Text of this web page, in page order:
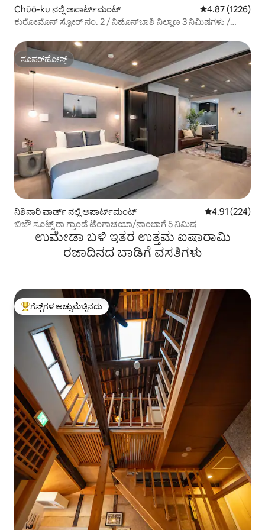
Chūō-ku ನಲ್ಲಿ ಅಪಾರ್ಟ್‌ಮಂಟ್ 5 ರಲ್ಲಿ 4.87
4.87 (1226)
ಕುರೋಮೊನ್ ಸ್ಟೋರ್ ನಂ. 2 / ನಿಹೊನ್‌ಬಾಶಿ ನಿಲ್ದಾಣ 3 ನಿಮಿಷಗಳು /
ತ್ಸುಟೆಂಗಾ / USJ / KIX ನೇರ ಸಂಪರ್ಕ , ಎರಡು ದೊಡ್ಡ ಹಾಸಿಗೆಗಳು...
ಸೂಪರ್‌ಹೋಸ್ಟ್
ಸೂಪರ್‌ಹೋಸ್ಟ್
ನಿಶಿನಾರಿ ವಾರ್ಡ್ ನಲ್ಲಿ ಅಪಾರ್ಟ್‌ಮಂಟ್ 5 ರಲ್ಲಿ 4.91
4.91 (224)
ಬಿಜೌ ಸೂಟ್ಸ್ ರಾ ಗ್ರಾಂಡೆ ಟೆಂಗಾಚಯಾ/ನಾಂಬಾಗೆ 5 ನಿಮಿಷ
ಉಮೇಡಾ ಬಳಿ ಇತರ ಉತ್ತಮ ಐಷಾರಾಮಿ
ರಜಾದಿನದ ಬಾಡಿಗೆ ವಸತಿಗಳು
ಗೆಸ್ಟ್‌ಗಳಿಗೆ ಅತಿ ಹೆಚ್ಚು ಅಚ್ಚುಮೆಚ್ಚಿನದು
ಗೆಸ್ಟ್‌ಗಳ ಅಚ್ಚುಮೆಚ್ಚಿನದು